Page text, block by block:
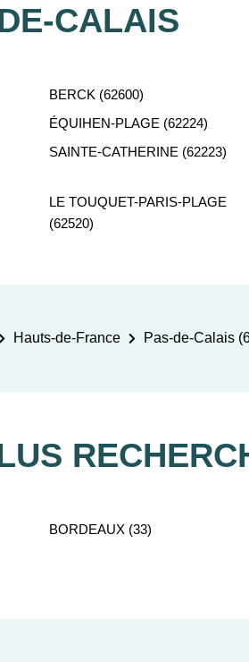
CALAIS
BERCK (62600)
ÉQUIHEN-PLAGE (62224)
SAINTE-CATHERINE (62223)
LE TOUQUET-PARIS-PLAGE
(62520)
Hauts-de-France Pas-de-Calais
BORDEAUX (33)